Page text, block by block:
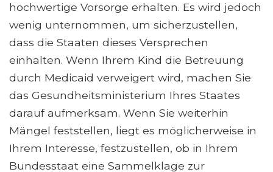
hochwertige Vorsorge erhalten. Es wird jedoch
wenig unternommen, um sicherzustellen,
dass die Staaten dieses Versprechen
einhalten. Wenn Ihrem Kind die Betreuung
durch Medicaid verweigert wird, machen Sie
das Gesundheitsministerium Ihres Staates
darauf aufmerksam. Wenn Sie weiterhin
Mängel feststellen, liegt es möglicherweise in
Ihrem Interesse, festzustellen, ob in Ihrem
Bundesstaat eine Sammelklage zur